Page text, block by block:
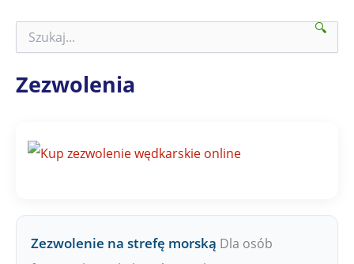
k
a
🔍
Zezwolenia
Zezwolenie na strefę morską Dla osób